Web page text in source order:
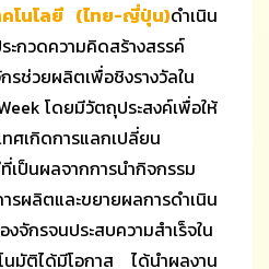
คโนโลยี (ไทย-ญี่ปุ่น)ดำเนิน
กวดความคิดสร้างสรรค์
รช่วยผลิตเพื่อชิงรางวัลใน
โดยมีวัตถุประสงค์เพื่อให้
ทศเกิดการแลกเปลี่ยน
เป็นผลจากการนำกิจกรรม
ผลิตและขยายผลการดำเนิน
จักรจนประสบความสำเร็จใน
นมัติได้มีโอกาส ได้นำผลงาน